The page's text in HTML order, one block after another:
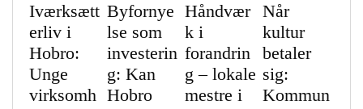
Iværksætt
erliv i
Hobro:
Unge
virksomh
Byfornye
lse som
investerin
g: Kan
Hobro
Håndvær
k i
forandrin
g – lokale
mestre i
Når
kultur
betaler
sig:
Kommun